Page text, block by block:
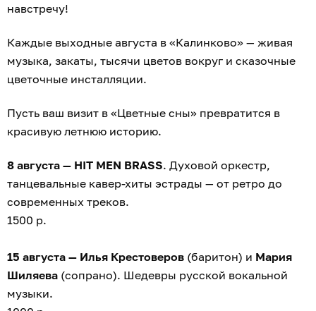
навстречу!
Каждые выходные августа в «Калинково» — живая
музыка, закаты, тысячи цветов вокруг и сказочные
цветочные инсталляции.
Пусть ваш визит в «Цветные сны» превратится в
красивую летнюю историю.
8 августа — HIT MEN BRASS. Духовой оркестр,
танцевальные кавер-хиты эстрады — от ретро до
современных треков.
1500 р.
15 августа — Илья Крестоверов (баритон) и Мария
Шиляева (сопрано). Шедевры русской вокальной
музыки.